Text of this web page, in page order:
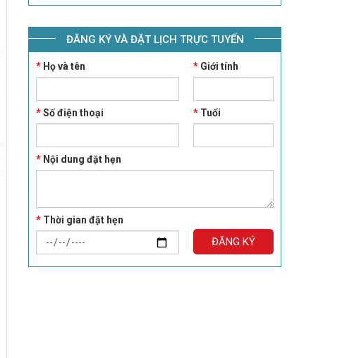
ĐĂNG KÝ VÀ ĐẶT LỊCH TRỰC TUYẾN
*Họ và tên *Giới tính
*Số điện thoại *Tuổi
*Nội dung đặt hẹn
*Thời gian đặt hẹn
ĐĂNG KÝ